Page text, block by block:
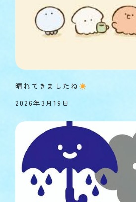
晴れてきましたね
2026年3月19日